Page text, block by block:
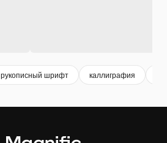
рукописный шрифт каллиграфия